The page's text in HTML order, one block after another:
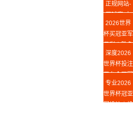
正规网站-
买球赛(中
国)官方网
站
2026世界
杯买冠亚军
足彩丨胜负
竞猜攻略
深度2026
世界杯投注
平台◆冠军
投注指南
专业2026
世界杯冠亚